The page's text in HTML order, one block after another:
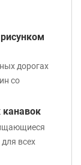
дорогах
со
канавок
всех